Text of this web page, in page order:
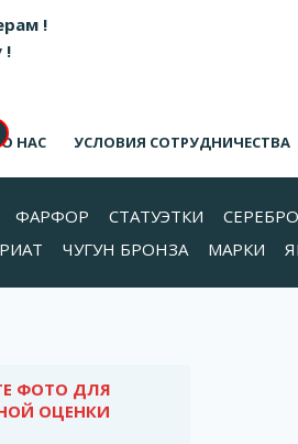
!
!
О НАС УСЛОВИЯ СОТРУДНИЧЕСТВА
ФАРФОР СТАТУЭТКИ СЕРЕБРО
ЧУГУН БРОНЗА МАРКИ
ФОТО ДЛЯ
ОЦЕНКИ